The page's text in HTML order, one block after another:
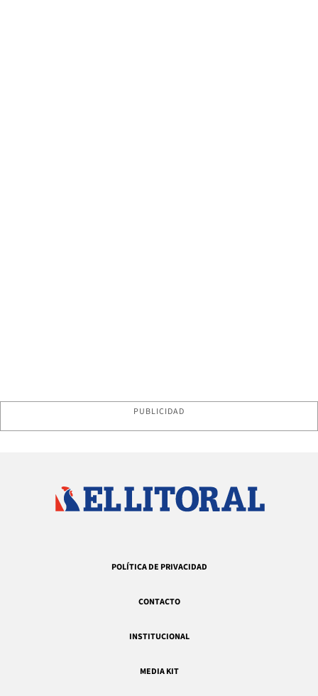
PUBLICIDAD
POLÍTICA DE PRIVACIDAD
CONTACTO
INSTITUCIONAL
MEDIA KIT